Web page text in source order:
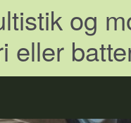
og
eller